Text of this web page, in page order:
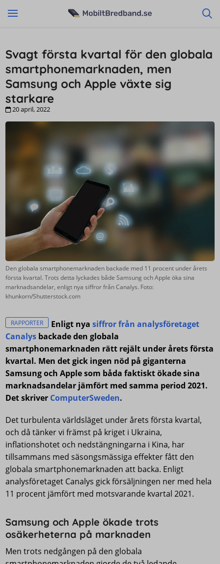
Svagt första kvartal för den globala
smartphonemarknaden, men
Samsung och Apple växte sig
starkare
20 april, 2022
Den globala smartphonemarknaden backade med 11 procent under årets
första kvartal. Trots detta lyckades både Samsung och Apple öka sina
marknadsandelar, enligt nya siffror från Canalys. Foto:
khunkorn/Shutterstock.com
RAPPORTER Enligt nyasiffror från analysföretaget
Canalys backade den globala
smartphonemarknaden rätt rejält under årets första
kvartal. Men det gick ingen nöd på giganterna
Samsung och Apple som båda faktiskt ökade sina
marknadsandelar jämfört med samma period 2021.
Det skriver ComputerSweden.
Det turbulenta världsläget under årets första kvartal,
och då tänker vi främst på kriget i Ukraina,
inflationshotet och nedstängningarna i Kina, har
tillsammans med säsongsmässiga effekter fått den
globala smartphonemarknaden att backa. Enligt
analysföretaget Canalys gick försäljningen ner med hela
11 procent jämfört med motsvarande kvartal 2021.
Samsung och Apple ökade trots
osäkerheterna på marknaden
Men trots nedgången på den globala